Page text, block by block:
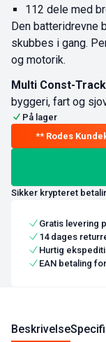
112 dele med
Den batteridrevne
skubbes i gang.
og motorik.
Multi Const-Track
byggeri, fart og
På lager
Sikker krypteret
Gratis levering
14 dages
Hurtig
EAN betaling
Beskrivelse